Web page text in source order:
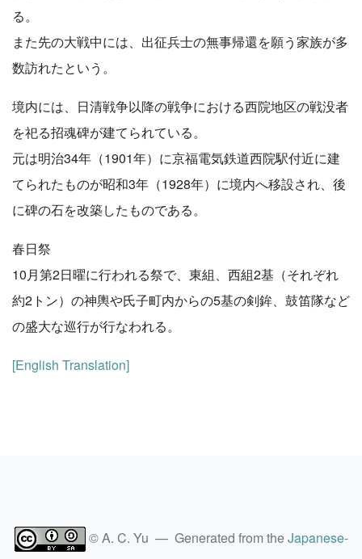
る。
また先の大戦中には、出征兵士の無事帰還を願う家族が多
数訪れたという。
境内には、日清戦争以降の戦争における西院地区の戦没者
を祀る招魂碑が建てられている。
元は明治34年（1901年）に京福電気鉄道西院駅付近に建
てられたものが昭和3年（1928年）に境内へ移設され、後
に碑の石を改築したものである。
春日祭
10月第2日曜に行われる祭で、東組、西組2基（それぞれ
約2トン）の神輿や氏子町内からの5基の剣鉾、鼓笛隊など
の盛大な巡行が行なわれる。
[English Translation]
© A. C. Yu — Generated from theJapanese-